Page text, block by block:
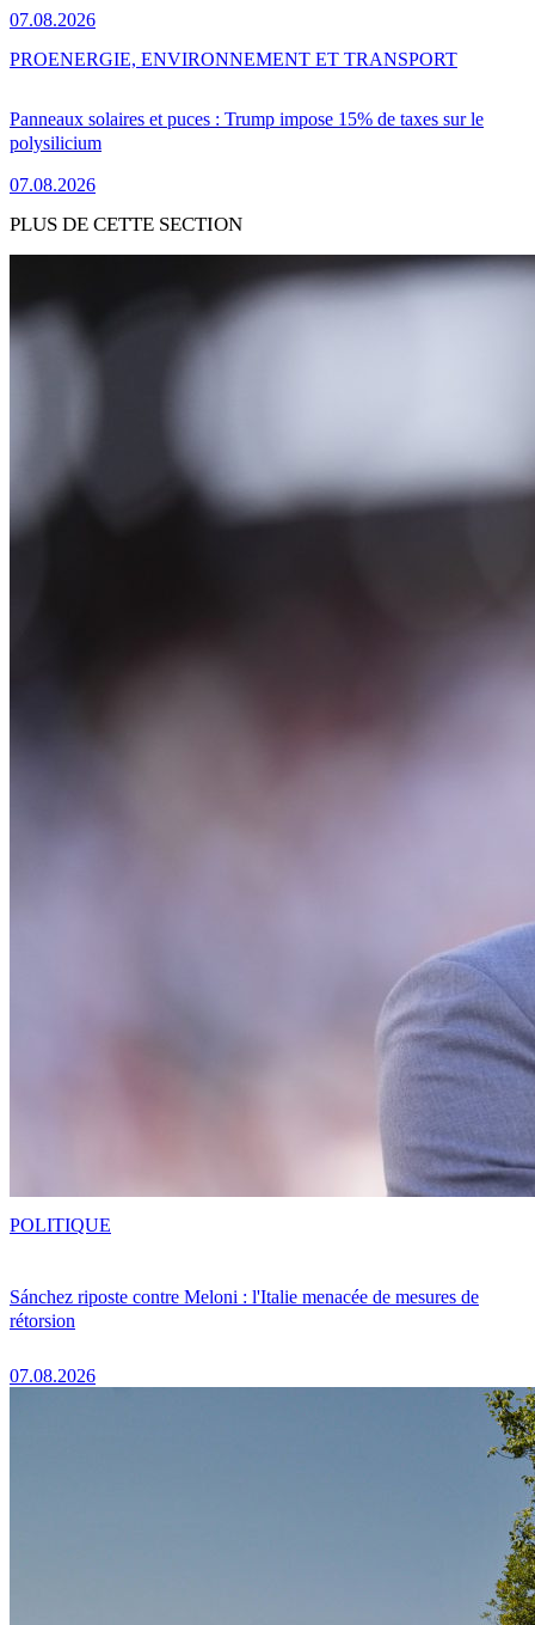
07.08.2026
Panneaux solaires et puces : Trump impose 15% de taxes sur le
polysilicium
07.08.2026
PROENERGIE, ENVIRONNEMENT ET TRANSPORT
PLUS DE CETTE SECTION
Sánchez riposte contre Meloni : l'Italie menacée de mesures de
rétorsion
07.08.2026
POLITIQUE